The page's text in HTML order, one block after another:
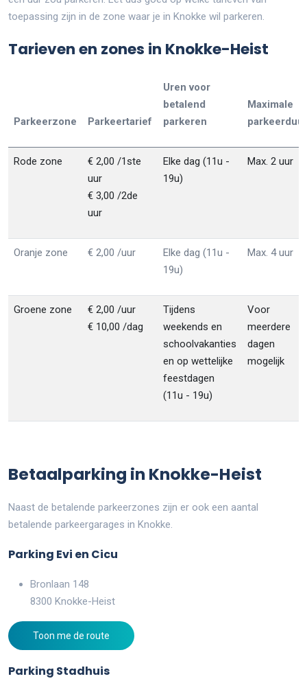
toepassing zijn in de zone waar je in Knokke wil parkeren.
Tarieven en zones in Knokke-Heist
Parkeerzone Parkeertarief
Uren voor
betalend
parkeren
Maximale
parkeerduur
Rode zone
€ 2,00 /1ste
uur
€ 3,00 /2de
uur
Elke dag (11u -
19u)
Max. 2 uur
Oranje zone € 2,00 /uur
Elke dag (11u -
19u)
Max. 4 uur
Groene zone
€ 2,00 /uur
€ 10,00 /dag
Tijdens
weekends en
schoolvakanties
en op wettelijke
feestdagen
(11u - 19u)
Voor
meerdere
dagen
mogelijk
Betaalparking in Knokke-Heist
Naast de betalende parkeerzones zijn er ook een aantal
betalende parkeergarages in Knokke.
Parking Evi en Cicu
Bronlaan 148
8300 Knokke-Heist
Toon me de route
Parking Stadhuis